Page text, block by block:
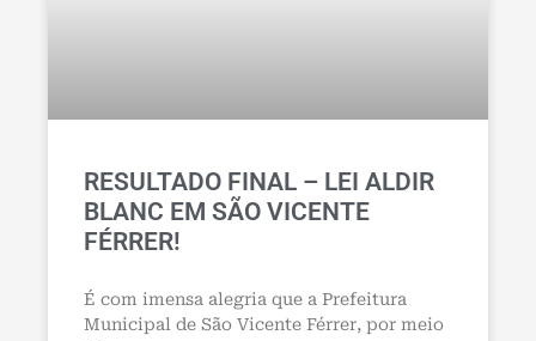
RESULTADO FINAL – LEI ALDIR
BLANC EM SÃO VICENTE
FÉRRER!
É com imensa alegria que a Prefeitura
Municipal de São Vicente Férrer, por meio